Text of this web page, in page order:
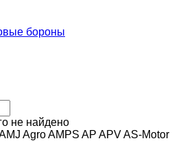
бороны
не найдено
AgroAMPS AP APVAS-Motor